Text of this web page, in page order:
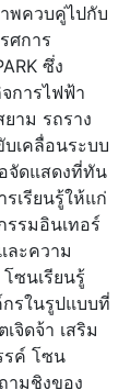
พควบคู่ไปกับ
ศการ
ซึ่ง
การไฟฟ้า
าม รถราง
เคลื่อนระบบ
จัดแสดงที่ทัน
เรียนรู้ให้แก่
รมอินเทอร์
ละความ
ซนเรียนรู้
รในรูปแบบที่
จิดจ้า เสริม
รค์ โซน
ามชิงของ